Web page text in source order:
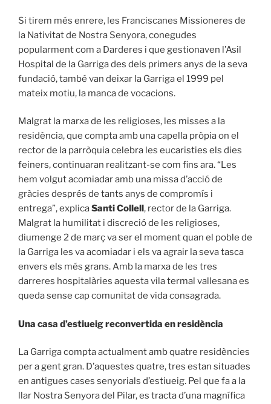
Si tirem més enrere, les Franciscanes Missioneres de
la Nativitat de Nostra Senyora, conegudes
popularment com a Darderes i que gestionaven l’Asil
Hospital de la Garriga des dels primers anys de la seva
fundació, també van deixar la Garriga el 1999 pel
mateix motiu, la manca de vocacions.
Malgrat la marxa de les religioses, les misses a la
residència, que compta amb una capella pròpia on el
rector de la parròquia celebra les eucaristies els dies
feiners, continuaran realitzant-se com fins ara. “Les
hem volgut acomiadar amb una missa d’acció de
gràcies després de tants anys de compromís i
entrega”, explicaSanti Collell, rector de la Garriga.
Malgrat la humilitat i discreció de les religioses,
diumenge 2 de març va ser el moment quan el poble de
la Garriga les va acomiadar i els va agrair la seva tasca
envers els més grans. Amb la marxa de les tres
darreres hospitalàries aquesta vila termal vallesana es
queda sense cap comunitat de vida consagrada.
Una casa d’estiueig reconvertida en residència
La Garriga compta actualment amb quatre residències
per a gent gran. D’aquestes quatre, tres estan situades
en antigues cases senyorials d’estiueig. Pel que fa a la
llar Nostra Senyora del Pilar, es tracta d’una magnífica